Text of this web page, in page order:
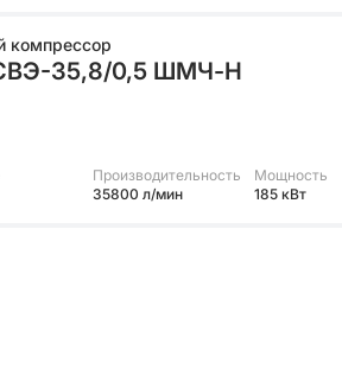
компрессор
35,8/0,5 ШМЧ-Н
Производительность
35800 л/мин
Мощность
185 кВт